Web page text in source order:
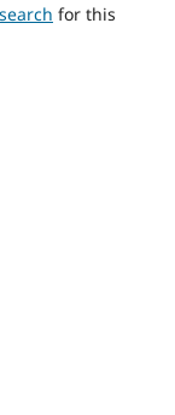
for this